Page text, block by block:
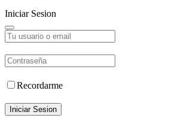
Iniciar Sesion
Recordarme
Iniciar Sesion